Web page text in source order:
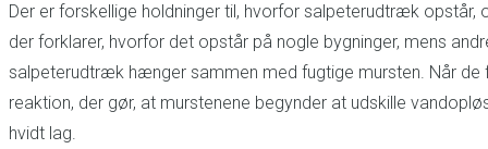
Der er forskellige holdninger til, hvorfor salpeterudtræk
der forklarer, hvorfor det opstår på nogle bygninger, mens
salpeterudtræk hænger sammen med fugtige mursten. Når de
reaktion, der gør, at murstenene begynder at udskille
hvidt lag.